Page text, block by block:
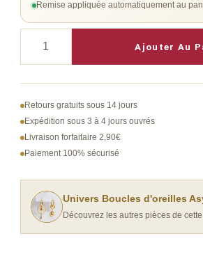
Remise appliquée automatiquement au
breloque
asymétrique
Ajouter Au
Retours gratuits sous 14 jours
Expédition sous 3 à 4 jours ouvrés
Livraison forfaitaire 2,90€
Paiement 100% sécurisé
Univers Boucles d'oreilles
Découvrez les autres pièces de